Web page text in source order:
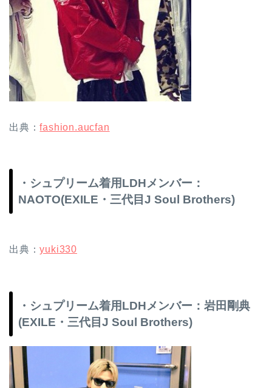
出典：fashion.aucfan
・シュプリーム着用LDHメンバー：
NAOTO(EXILE・三代目J Soul Brothers)
出典：yuki330
・シュプリーム着用LDHメンバー：岩田剛典
(EXILE・三代目J Soul Brothers)